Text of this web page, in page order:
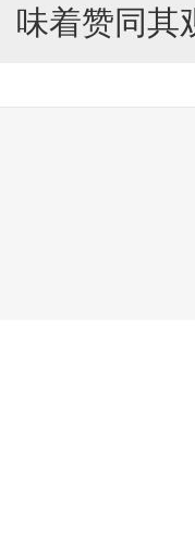
味着赞同其